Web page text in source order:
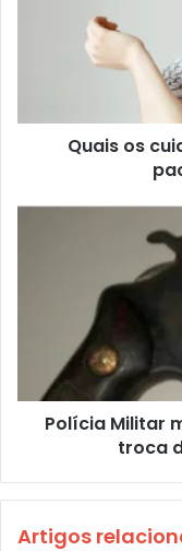
Quais os
Polícia Militar
troca
Artigos